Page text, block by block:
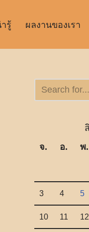
รู้ ผลงานของเรา
จ.
อ. พ.
3 4 5
10 11 12